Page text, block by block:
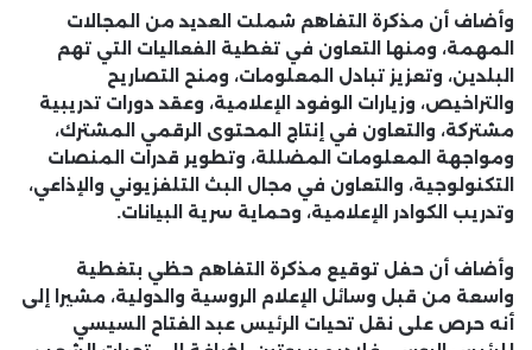
وأضاف أن مذكرة التفاهم شملت العديد من المجالات
المهمة، ومنها التعاون في تغطية الفعاليات التي تهم
البلدين، وتعزيز تبادل المعلومات، ومنح التصاريح
والتراخيص، وزيارات الوفود الإعلامية، وعقد دورات تدريبية
مشتركة، والتعاون في إنتاج المحتوى الرقمي المشترك،
ومواجهة المعلومات المضللة، وتطوير قدرات المنصات
التكنولوجية، والتعاون في مجال البث التلفزيوني والإذاعي،
وتدريب الكوادر الإعلامية، وحماية سرية البيانات.
وأضاف أن حفل توقيع مذكرة التفاهم حظي بتغطية
واسعة من قبل وسائل الإعلام الروسية والدولية، مشيرا إلى
أنه حرص على نقل تحيات الرئيس عبد الفتاح السيسي